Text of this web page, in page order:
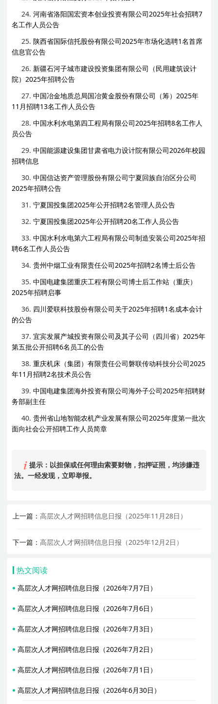
24.河南省洛阳国宏资本创业投资有限公司2025年社会招聘7
名工作人员公告
25.陕西省国际信托股份有限公司2025年市场化选聘1名首席
信息官公告
26. 新疆石河子城市建设投资集团有限公司（民用建筑设计
院）2025年招聘公告
27.中国冶金地质总局国冶黄金股份有限公司（筹）2025年
11月招聘13名工作人员公告
28.中国水利水电第四工程局有限公司2025年招聘8名工作人
员公告
29.中国能源建设集团甘肃省电力设计院有限公司2026年校园
招聘信息
30.中国信达资产管理股份有限公司宁夏回族自治区分公司
2025年招聘公告
31.宁夏国投集团2025年公开招聘2名管理人员公告
32.宁夏国投集团2025年公开招聘20名工作人员公告
33.中国水利水电第六工程局有限公司制造安装公司2025年招
聘6名工作人员公告
34.贵州中烟工业有限责任公司2025年招聘2名博士后公告
35.中国电建集团重庆工程有限公司博士后工作站（重庆）
2025年招聘启事
36. 四川爱联科技股份有限公司关于2025年招聘1名成本会计
的公告
37.宜宾发展产城投资有限公司及其子公司（四川省）2025年
第五批公开招聘6名员工的公告
38.重庆机床（集团）有限责任公司磐联传动科技分公司2025
年11月招聘2名技术员公告
39.中国电建集团海外投资有限公司海外子公司2025年招聘财
务部副主任
40.贵州省山地智能农机产业发展有限公司2025年度第一批次
面向社会公开招聘工作人员简章
提示：以担保或任何理由索要财物，扣押证照，均涉嫌违
法。一经发现，立即举报。
上一篇：高层次人才网招聘信息日报（2025年11月28日）
下一篇：高层次人才网招聘信息日报（2025年12月2日）
热文阅读
高层次人才网招聘信息日报（2026年7月7日）
高层次人才网招聘信息日报（2026年7月6日）
高层次人才网招聘信息日报（2026年7月3日）
高层次人才网招聘信息日报（2026年7月2日）
高层次人才网招聘信息日报（2026年7月1日）
高层次人才网招聘信息日报（2026年6月30日）